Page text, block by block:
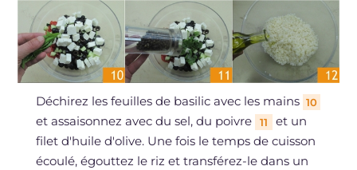
Déchirez les feuilles de basilic avec les mains 10
et assaisonnez avec du sel, du poivre 11
et un
filet d'huile d'olive. Une fois le temps de cuisson
écoulé, égouttez le riz et transférez-le dans un